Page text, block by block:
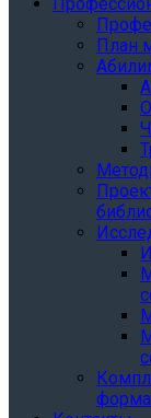
План